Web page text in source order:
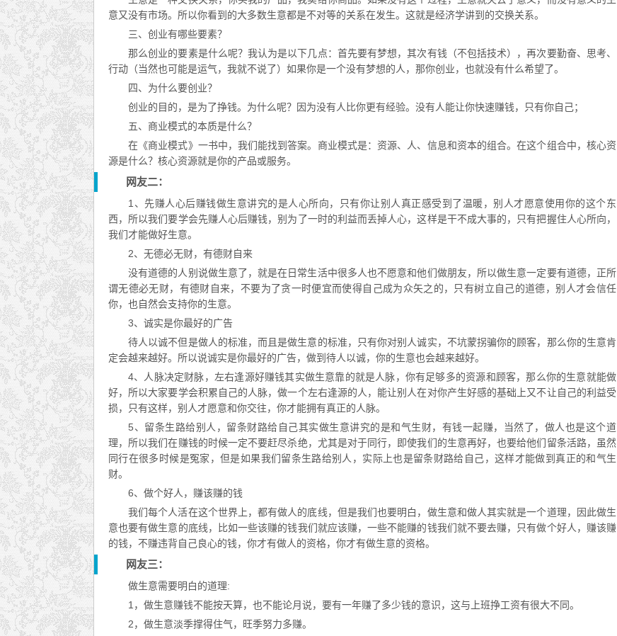
意又没有市场。所以你看到的大多数生意都是不对等的关系在发生。这就是经济学讲到的交换关系。
三、创业有哪些要素？
那么创业的要素是什么呢？我认为是以下几点：首先要有梦想，其次有钱（不包括技术），再次要勤奋、思考、
行动（当然也可能是运气，我就不说了）如果你是一个没有梦想的人，那你创业，也就没有什么希望了。
四、为什么要创业？
创业的目的，是为了挣钱。为什么呢？因为没有人比你更有经验。没有人能让你快速赚钱，只有你自己；
五、商业模式的本质是什么？
在《商业模式》一书中，我们能找到答案。商业模式是：资源、人、信息和资本的组合。在这个组合中，核心资
源是什么？核心资源就是你的产品或服务。
网友二：
1、先赚人心后赚钱做生意讲究的是人心所向，只有你让别人真正感受到了温暖，别人才愿意使用你的这个东
西，所以我们要学会先赚人心后赚钱，别为了一时的利益而丢掉人心，这样是干不成大事的，只有把握住人心所向，
我们才能做好生意。
2、无德必无财，有德财自来
没有道德的人别说做生意了，就是在日常生活中很多人也不愿意和他们做朋友，所以做生意一定要有道德，正所
谓无德必无财，有德财自来，不要为了贪一时便宜而使得自己成为众矢之的，只有树立自己的道德，别人才会信任
你，也自然会支持你的生意。
3、诚实是你最好的广告
待人以诚不但是做人的标准，而且是做生意的标准，只有你对别人诚实，不坑蒙拐骗你的顾客，那么你的生意肯
定会越来越好。所以说诚实是你最好的广告，做到待人以诚，你的生意也会越来越好。
4、人脉决定财脉，左右逢源好赚钱其实做生意靠的就是人脉，你有足够多的资源和顾客，那么你的生意就能做
好，所以大家要学会积累自己的人脉，做一个左右逢源的人，能让别人在对你产生好感的基础上又不让自己的利益受
损，只有这样，别人才愿意和你交往，你才能拥有真正的人脉。
5、留条生路给别人，留条财路给自己其实做生意讲究的是和气生财，有钱一起赚，当然了，做人也是这个道
理，所以我们在赚钱的时候一定不要赶尽杀绝，尤其是对于同行，即使我们的生意再好，也要给他们留条活路，虽然
同行在很多时候是冤家，但是如果我们留条生路给别人，实际上也是留条财路给自己，这样才能做到真正的和气生
财。
6、做个好人，赚该赚的钱
我们每个人活在这个世界上，都有做人的底线，但是我们也要明白，做生意和做人其实就是一个道理，因此做生
意也要有做生意的底线，比如一些该赚的钱我们就应该赚，一些不能赚的钱我们就不要去赚，只有做个好人，赚该赚
的钱，不赚违背自己良心的钱，你才有做人的资格，你才有做生意的资格。
网友三：
做生意需要明白的道理:
1，做生意赚钱不能按天算，也不能论月说，要有一年赚了多少钱的意识，这与上班挣工资有很大不同。
2，做生意淡季撑得住气，旺季努力多赚。